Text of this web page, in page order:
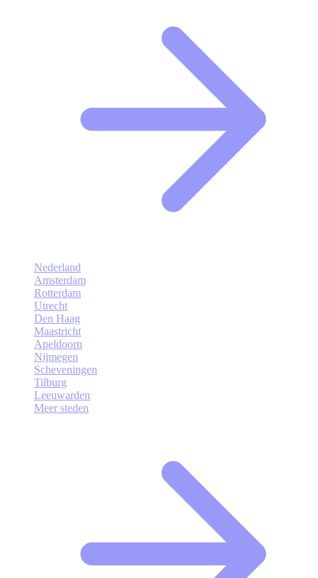
Nederland
Amsterdam
Rotterdam
Utrecht
Den Haag
Maastricht
Apeldoorn
Nijmegen
Scheveningen
Tilburg
Leeuwarden
Meer steden